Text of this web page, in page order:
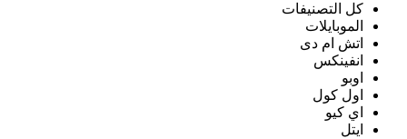
كل التصنيفات
الموبايلات
اتش ام دى
انفينكس
اوبو
اول كول
اي كيو
ايتل